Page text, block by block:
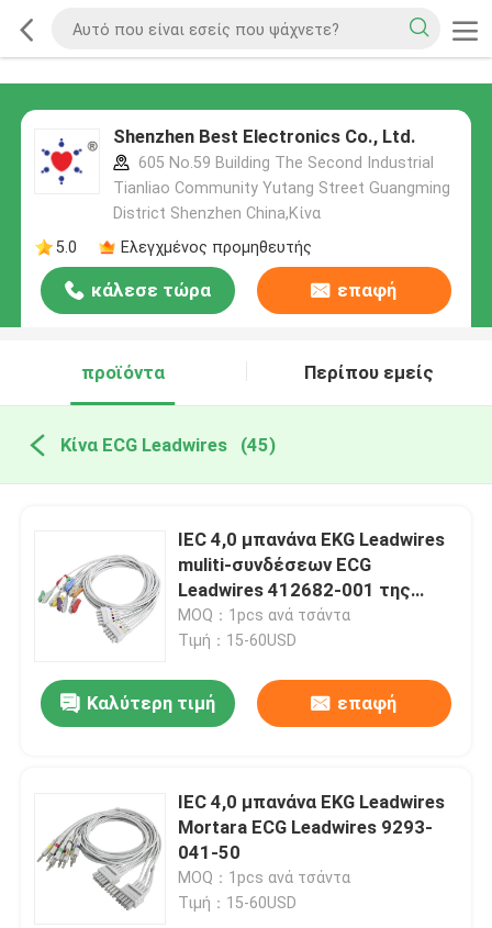
Shenzhen Best Electronics Co., Ltd.
605 No.59 Building The Second Industrial
Tianliao Community Yutang Street Guangming
District Shenzhen China,Κίνα
5.0
Ελεγχμένος προμηθευτής
κάλεσε τώρα επαφή
προϊόντα Περίπου εμείς
Κίνα ECG Leadwires (45)
IEC 4,0 μπανάνα EKG Leadwires
muliti-συνδέσεων ECG
Leadwires 412682-001 της
Γερμανίας
MOQ：1pcs ανά τσάντα
Τιμή：15-60USD
Καλύτερη τιμή επαφή
IEC 4,0 μπανάνα EKG Leadwires
Mortara ECG Leadwires 9293-
041-50
MOQ：1pcs ανά τσάντα
Τιμή：15-60USD